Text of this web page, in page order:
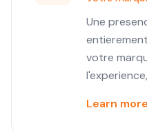
Une
votre
Learn more